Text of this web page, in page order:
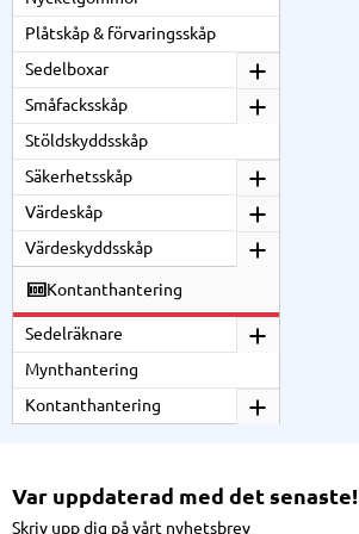
Plåtskåp & förvaringsskåp
Sedelboxar
Småfacksskåp
Stöldskyddsskåp
Säkerhetsskåp
Värdeskåp
Värdeskyddsskåp
Kontanthantering
Sedelräknare
Mynthantering
Kontanthantering
Var uppdaterad med det senaste!
Skriv upp dig på vårt nyhetsbrev